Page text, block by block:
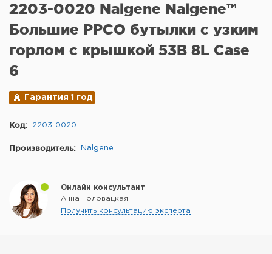
2203-0020 Nalgene Nalgene™
Большие PPCO бутылки с узким
горлом с крышкой 53B 8L Case
6
Гарантия 1 год
Код: 2203-0020
Производитель: Nalgene
Онлайн консультант
Анна Головацкая
Получить консультацию эксперта